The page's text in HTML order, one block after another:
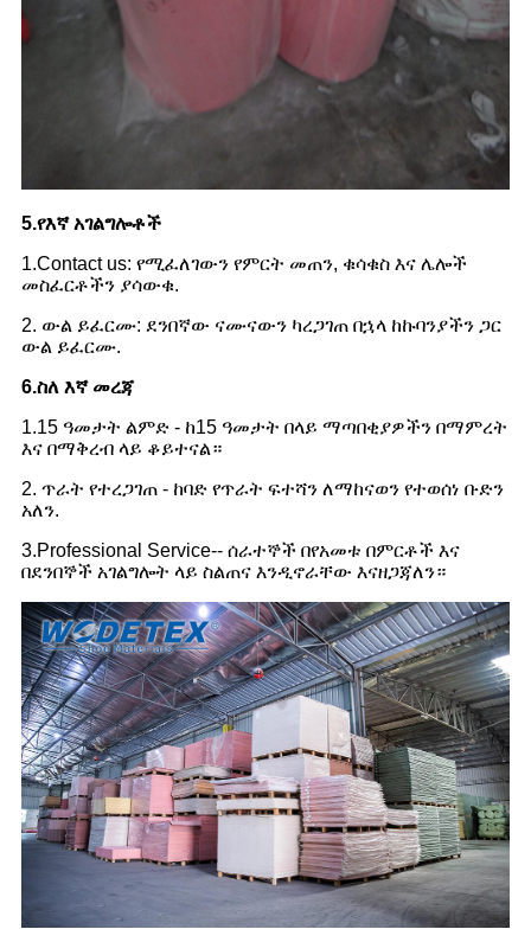
5.የእኛ አገልግሎቶች
1.Contact us: የሚፈለገውን የምርት መጠን, ቁሳቁስ እና ሌሎች
መስፈርቶችን ያሳውቁ.
2. ውል ይፈርሙ: ደንበኛው ናሙናውን ካረጋገጠ በኋላ ከኩባንያችን ጋር
ውል ይፈርሙ.
6.ስለ እኛ መረጃ
1.15 ዓመታት ልምድ - ከ15 ዓመታት በላይ ማጣበቂያዎችን በማምረት
እና በማቅረብ ላይ ቆይተናል።
2. ጥራት የተረጋገጠ - ከባድ የጥራት ፍተሻን ለማከናወን የተወሰነ ቡድን
አለን.
3.Professional Service-- ሰራተኞች በየአመቱ በምርቶች እና
በደንበኞች አገልግሎት ላይ ስልጠና እንዲኖራቸው እናዘጋጃለን።